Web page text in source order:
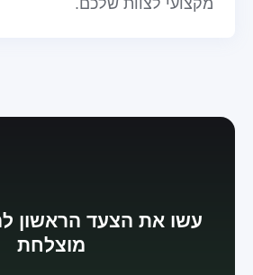
מקצועי לצוות שלכם.
עשו את הצעד הראשון
מוצלחת